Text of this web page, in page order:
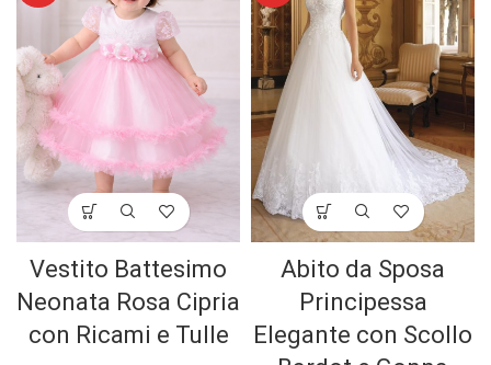
Vestito Battesimo
Neonata Rosa Cipria
con Ricami e Tulle
Abito da Sposa
Principessa
Elegante con Scollo